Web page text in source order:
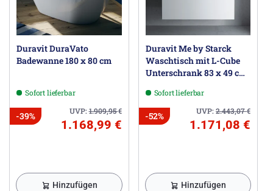
Duravit DuraVato
Badewanne 180 x 80 cm
Sofort lieferbar
UVP:1.909,95€
-39%
1.168,99 €
Hinzufügen
Duravit Me by Starck
Waschtisch mit L-Cube
Unterschrank 83 x 49 cm
Sofort lieferbar
UVP:2.443,07€
-52%
1.171,08 €
Hinzufügen